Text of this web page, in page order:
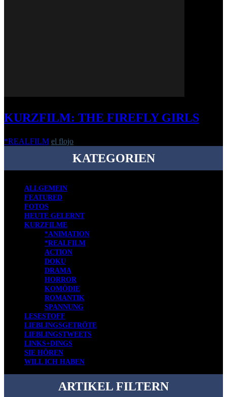
KURZFILM: THE FIREFLY GIRLS
*REALFILM el flojo
KATEGORIEN
ALLGEMEIN
FEATURED
FOTOS
HEUTE GELERNT
KURZFILME
*ANIMATION
*REALFILM
ACTION
DOKU
DRAMA
HORROR
KOMÖDIE
ROMANTIK
SPANNUNG
LESESTOFF
LIEBLINGSGETRÖTE
LIEBLINGSTWEETS
LINKS+DINGS
SIE HÖREN
WILL ICH HABEN
ARTIKEL FILTERN